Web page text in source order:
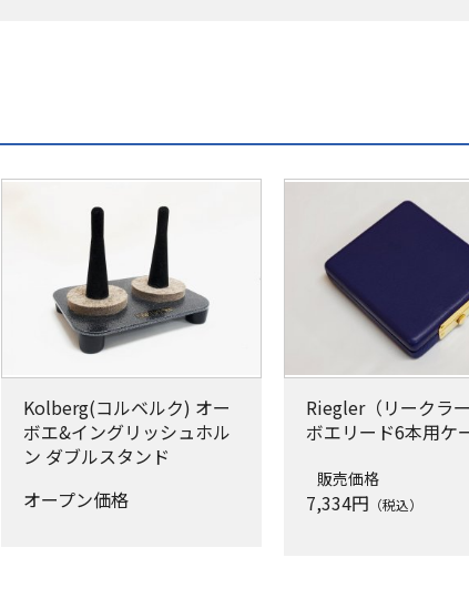
Kolberg(コルベルク) オー
ボエ&イングリッシュホル
ン ダブルスタンド
オープン価格
Riegler（リークラ
ボエリード6本用ケ
販売価格
7,334円 （税込）